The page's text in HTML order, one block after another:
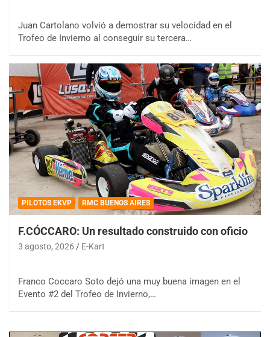
Juan Cartolano volvió a demostrar su velocidad en el
Trofeo de Invierno al conseguir su tercera…
PILOTOS EKVP RMC BUENOS AIRES
F.CÓCCARO: Un resultado construido con oficio
3 agosto, 2026 E-Kart
Franco Coccaro Soto dejó una muy buena imagen en el
Evento #2 del Trofeo de Invierno,…